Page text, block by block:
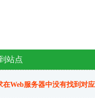
站点
在Web服务器中没有找到对